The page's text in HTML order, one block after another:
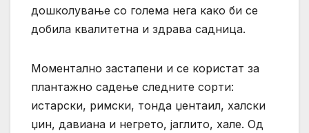
дошколување со голема нега како би се
добила квалитетна и здрава садница.
Моментално застапени и се користат за
плантажно садење следните сорти:
истарски, римски, тонда џентаил, халски
џин, давиана и негрето, јаглито, хале. Од